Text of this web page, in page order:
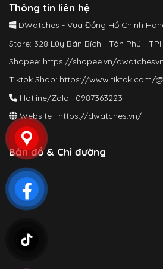
Thông tin liên hệ
DWatches - Vua Đồng Hồ Chính
Store: 328 Lũy Bán Bích - Tân Phú -
Shopee: https://shopee.vn/dwatchesvn
Tiktok Shop: https://www.tiktok.com/
Hotline/Zalo: 0987363223
Website : https://dwatches.vn/
Bản đồ & Chỉ đường